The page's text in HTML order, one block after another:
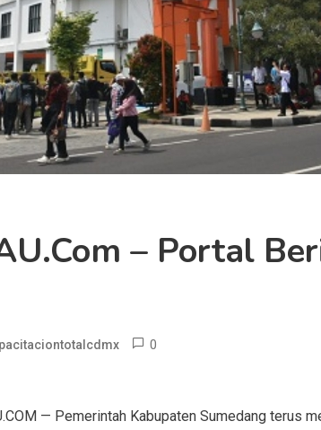
– Portal
0
— Pemerintah Kabupaten Sumedang terus